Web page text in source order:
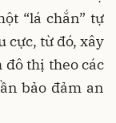
“lá chắn” tự
cực, từ đó, xây
thị theo các
bảo đảm an